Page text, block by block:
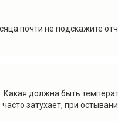
почти не подскажите
должна быть
затухает, при